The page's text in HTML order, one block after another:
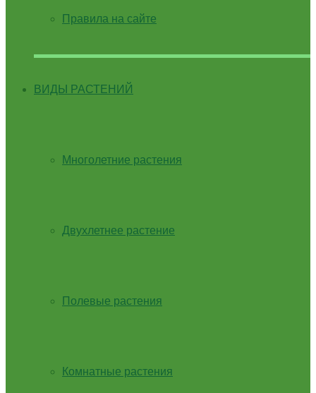
Правила на сайте
ВИДЫ РАСТЕНИЙ
Многолетние растения
Двухлетнее растение
Полевые растения
Комнатные растения